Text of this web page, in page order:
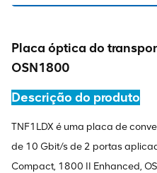
Placa óptica do
OSN1800
Descrição do produto
TNF1LDX é uma placa de
de 10 Gbit/s de 2 portas
Compact, 1800 II Enhanced,